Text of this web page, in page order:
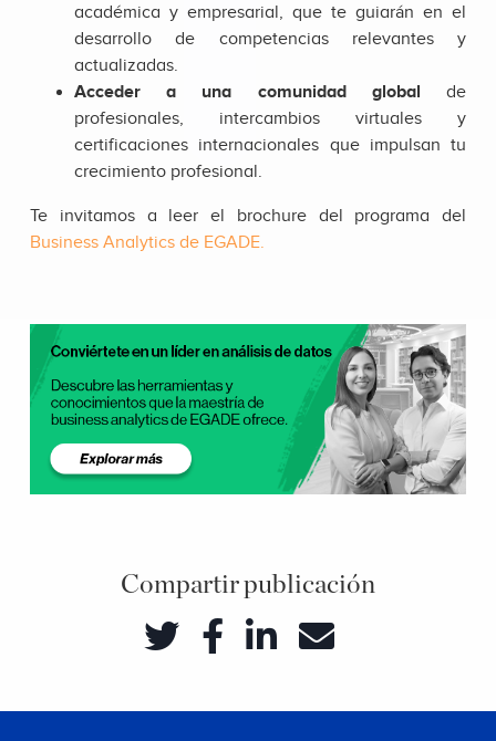
académica y empresarial, que te guiarán en el
desarrollo de competencias relevantes y
actualizadas.
Acceder a una comunidad global de
profesionales, intercambios virtuales y
certificaciones internacionales que impulsan tu
crecimiento profesional.
Te invitamos a leer el brochure del programa del
Business Analytics de EGADE.
Compartir publicación